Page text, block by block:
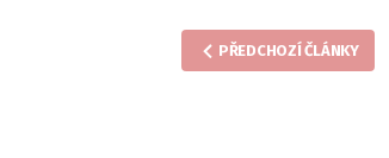
PŘEDCHOZÍ ČLÁNKY